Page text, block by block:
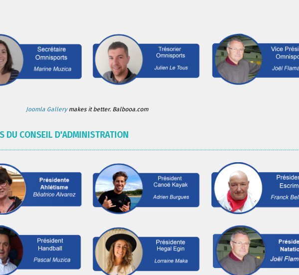
Joomla Gallerymakes it better. Balbooa.com
DU CONSEIL D'ADMINISTRATION